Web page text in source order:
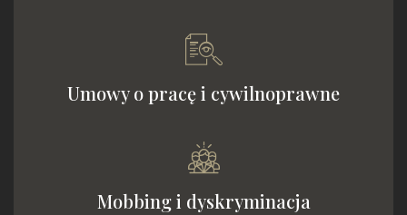
Umowy o pracę i cywilnoprawne
Mobbing i dyskryminacja